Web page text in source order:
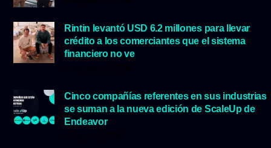
Rintin levantó USD 6.2 millones para llevar
crédito a los comerciantes que el sistema
financiero no ve
Cinco compañías referentes en sus industrias
se suman a la nueva edición de ScaleUp de
Endeavor